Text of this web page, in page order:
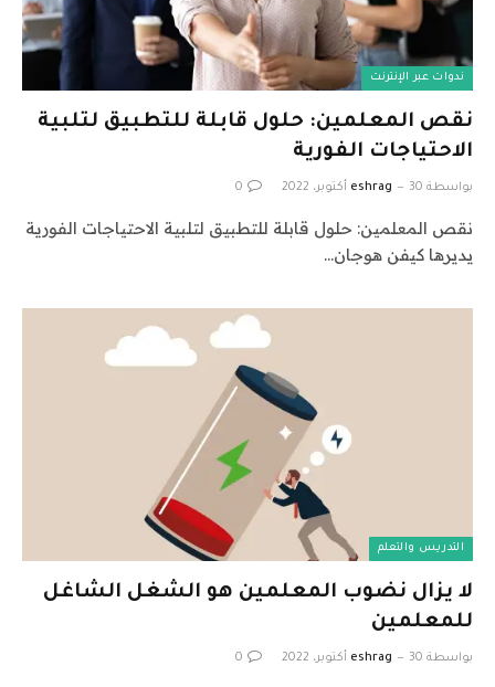
ندوات عبر الإنترنت
نقص المعلمين: حلول قابلة للتطبيق لتلبية
الاحتياجات الفورية
بواسطة eshrag 30 أكتوبر، 2022 0
نقص المعلمين: حلول قابلة للتطبيق لتلبية الاحتياجات الفورية
يديرها كيفن هوجان…
التدريس والتعلم
لا يزال نضوب المعلمين هو الشغل الشاغل
للمعلمين
بواسطة eshrag 30 أكتوبر، 2022 0